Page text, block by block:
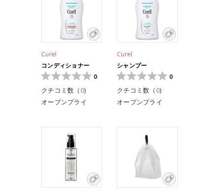
Curel
コンディショナー
0
クチコミ数（0)
オープンプライ
ス/340ml
Curel
シャンプー
0
クチコミ数（0)
オープンプライ
ス/340ml（レフィ